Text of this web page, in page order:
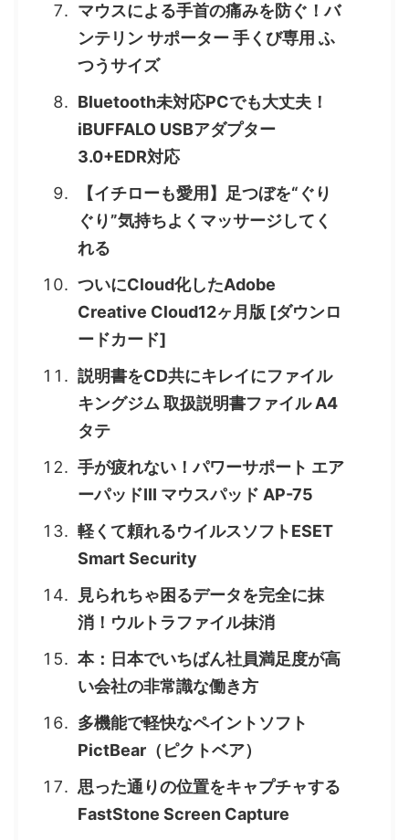
マウスによる手首の痛みを防ぐ！バ
ンテリン サポーター 手くび専用 ふ
つうサイズ
Bluetooth未対応PCでも大丈夫！
iBUFFALO USBアダプター
3.0+EDR対応
【イチローも愛用】足つぼを“ぐり
ぐり”気持ちよくマッサージしてく
れる
ついにCloud化したAdobe
Creative Cloud12ヶ月版 [ダウンロ
ードカード]
説明書をCD共にキレイにファイル
キングジム 取扱説明書ファイル A4
タテ
手が疲れない！パワーサポート エア
ーパッドIII マウスパッド AP-75
軽くて頼れるウイルスソフトESET
Smart Security
見られちゃ困るデータを完全に抹
消！ウルトラファイル抹消
本：日本でいちばん社員満足度が高
い会社の非常識な働き方
多機能で軽快なペイントソフト
PictBear（ピクトベア）
思った通りの位置をキャプチャする
FastStone Screen Capture